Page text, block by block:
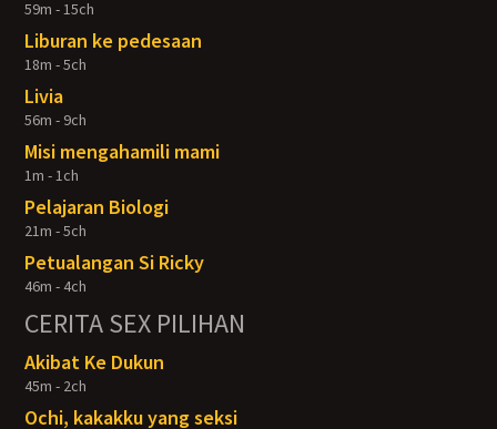
59m - 15ch
Liburan ke pedesaan
18m - 5ch
Livia
56m - 9ch
Misi mengahamili mami
1m - 1ch
Pelajaran Biologi
21m - 5ch
Petualangan Si Ricky
46m - 4ch
CERITA SEX PILIHAN
Akibat Ke Dukun
45m - 2ch
Ochi, kakakku yang seksi